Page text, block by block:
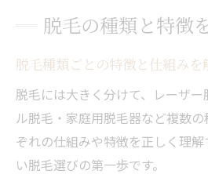
肌質や毛質で変わる脱
脱毛種類別のおすすめ
痛みや効果から見る脱
ライフスタイル別脱毛
脱毛種類のメリット・
痛みや効果で違う脱毛法比
脱毛の種類と特徴
脱毛種類ごとの特徴と仕組みを
脱毛には大きく分けて、レーザ
ル脱毛・家庭用脱毛器など複数
ぞれの仕組みや特徴を正しく理
い脱毛選びの第一歩です。